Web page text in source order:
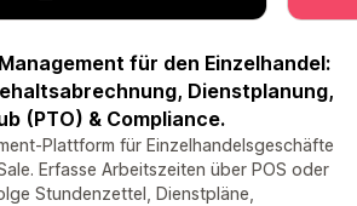
für den Einzelhandel:
Dienstplanung,
(PTO) & Compliance.
Plattform für Einzelhandelsgeschäfte
Erfasse Arbeitszeiten über POS oder
Stundenzettel, Dienstpläne,